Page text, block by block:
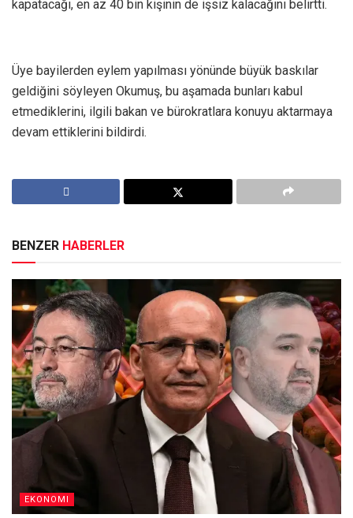
kapatacağı, en az 40 bin kişinin de işsiz kalacağını belirtti.
Üye bayilerden eylem yapılması yönünde büyük baskılar
geldiğini söyleyen Okumuş, bu aşamada bunları kabul
etmediklerini, ilgili bakan ve bürokratlara konuyu aktarmaya
devam ettiklerini bildirdi.
BENZER HABERLER
EKONOMI